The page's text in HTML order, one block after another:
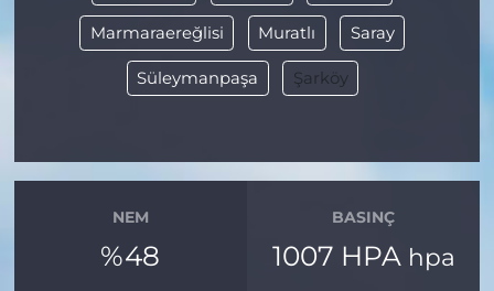
Marmaraereğlisi Muratlı Saray
Süleymanpaşa Şarköy
NEM
%48
BASINÇ
1007 HPA hpa